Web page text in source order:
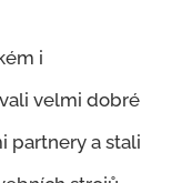
i
velmi dobré
partnery a stali